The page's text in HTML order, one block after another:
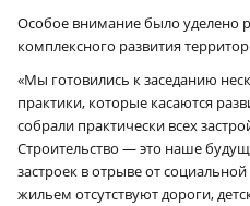
Особое внимание было уделено
комплексного развития
«Мы готовились к заседанию
практики, которые касаются
собрали практически всех
Строительство — это наше
застроек в отрыве от
жильем отсутствуют дороги,